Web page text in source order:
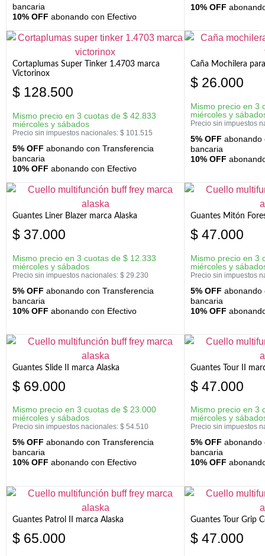
bancaria
10% OFF abonando con Efectivo
10% OFF
Cortaplumas Super Tinker 1.4703 marca
Victorinox
$ 128.500
Mismo precio en 3 cuotas de $ 42.833
miércoles y sábados
Precio sin impuestos nacionales: $ 101.515
5% OFF abonando con Transferencia
bancaria
10% OFF abonando con Efectivo
Caña Mochilera
$ 26.000
Mismo precio en 3
miércoles y
Precio sin impuestos
5% OFF abonando
bancaria
10% OFF
Guantes Liner Blazer marca Alaska
$ 37.000
Mismo precio en 3 cuotas de $ 12.333
miércoles y sábados
Precio sin impuestos nacionales: $ 29.230
5% OFF abonando con Transferencia
bancaria
10% OFF abonando con Efectivo
Guantes Mitón
$ 47.000
Mismo precio en 3
miércoles y
Precio sin impuestos
5% OFF abonando
bancaria
10% OFF
Guantes Slide II marca Alaska
$ 69.000
Mismo precio en 3 cuotas de $ 23.000
miércoles y sábados
Precio sin impuestos nacionales: $ 54.510
5% OFF abonando con Transferencia
bancaria
10% OFF abonando con Efectivo
Guantes Tour II
$ 47.000
Mismo precio en 3
miércoles y
Precio sin impuestos
5% OFF abonando
bancaria
10% OFF
Guantes Patrol II marca Alaska
$ 65.000
Guantes Tour Grip
$ 47.000